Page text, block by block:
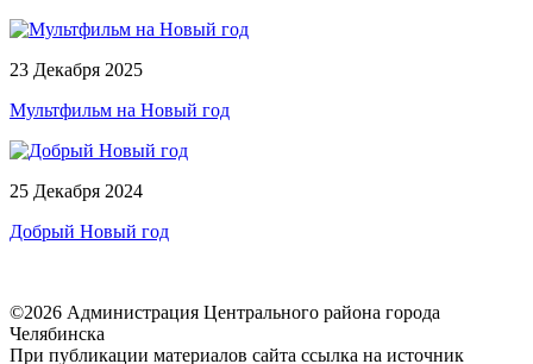
23 Декабря 2025
Мультфильм на Новый год
25 Декабря 2024
Добрый Новый год
©2026 Администрация Центрального района города
Челябинска
При публикации материалов сайта ссылка на источник